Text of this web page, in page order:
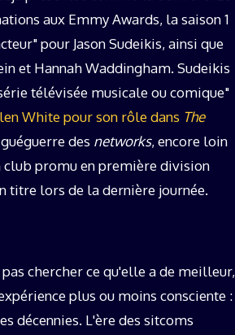
aux Emmy Awards, la saison 1
pour Jason Sudeikis, ainsi que
et Hannah Waddingham. Sudeikis
télévisée musicale ou comique"
White pour son rôle dans The
des networks, encore loin
club promu en première division
titre lors de la dernière journée.
chercher ce qu'elle a de meilleur,
plus ou moins consciente :
décennies. L'ère des sitcoms